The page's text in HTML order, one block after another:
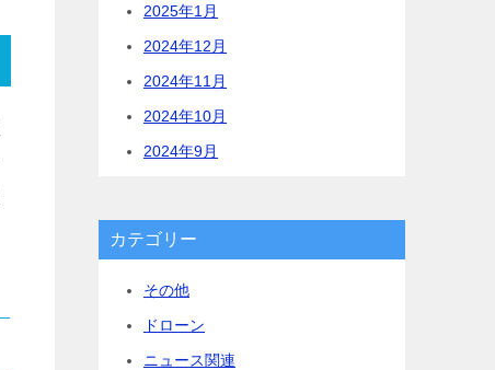
2025年1月
2024年12月
2024年11月
2024年10月
2024年9月
カテゴリー
その他
ドローン
ニュース関連